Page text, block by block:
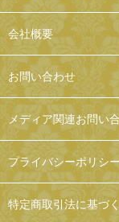
会社概要
お問い合わせ
メディア関連お問い
プライバシーポリシー
特定商取引法に基づ